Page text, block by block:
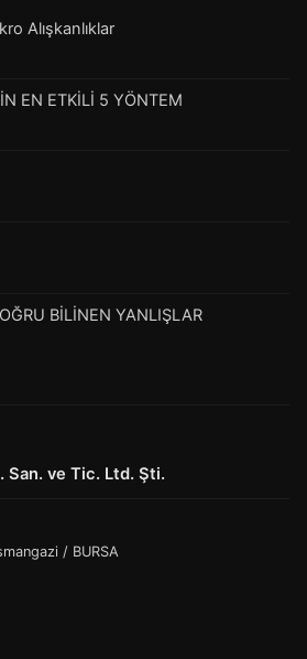
Alışkanlıklar
EN ETKİLİ 5 YÖNTEM
BİLİNEN YANLIŞLAR
San. ve Tic. Ltd. Şti.
/ BURSA